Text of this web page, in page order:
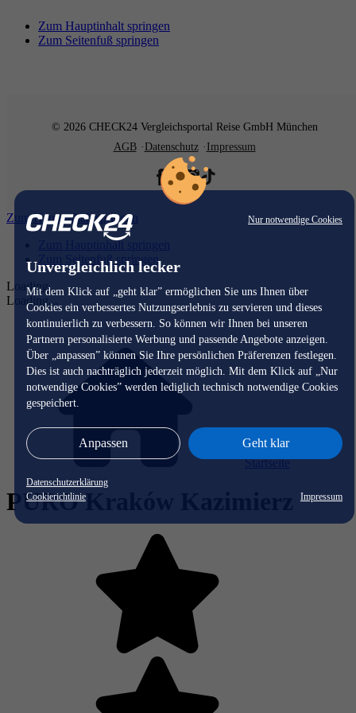
Nur notwendige Cookies
Unvergleichlich lecker
Mit dem Klick auf „geht klar” ermöglichen Sie uns Ihnen über
Cookies ein verbessertes Nutzungserlebnis zu servieren und dieses
kontinuierlich zu verbessern. So können wir Ihnen bei unseren
Partnern personalisierte Werbung und passende Angebote anzeigen.
Über „anpassen” können Sie Ihre persönlichen Präferenzen festlegen.
Dies ist auch nachträglich jederzeit möglich. Mit dem Klick auf „Nur
notwendige Cookies” werden lediglich technisch notwendige Cookies
gespeichert.
Anpassen Geht klar
Datenschutzerklärung
Cookierichtlinie
Impressum
Zum Hauptinhalt springen
Zum Seitenfuß springen
© 2026 CHECK24 Vergleichsportal Reise GmbH München
AGB
Datenschutz Impressum
Zum Hauptinhalt springen
Zum Hauptinhalt springen
Zum Seitenfuß springen
Loading...
Loading...
Startseite
PURO Kraków Kazimierz